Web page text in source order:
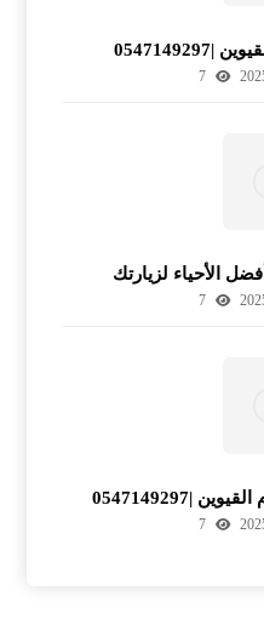
7
الأحياء لزيارتك
7
|0547149297
7